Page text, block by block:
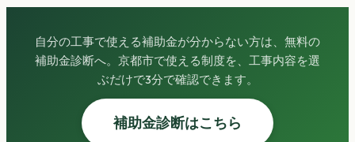
自分の工事で使える補助金が分からない方は、無料の
補助金診断へ。京都市で使える制度を、工事内容を選
ぶだけで3分で確認できます。
補助金診断はこちら